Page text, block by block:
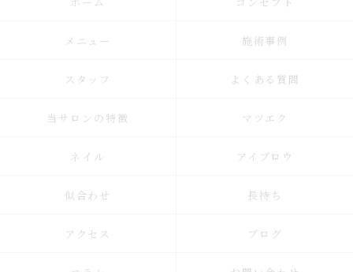
メニュー 施術事例
スタッフ よくある質問
当サロンの特徴 マツエク
ネイル アイブロウ
似合わせ 長持ち
アクセス ブログ